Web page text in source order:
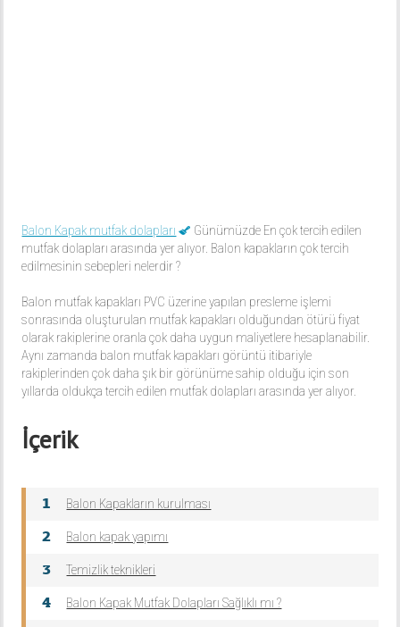
Balon Kapak mutfak dolapları
Günümüzde En çok tercih edilen
mutfak dolapları arasında yer alıyor. Balon kapakların çok tercih
edilmesinin sebepleri nelerdir ?
Balon mutfak kapakları PVC üzerine yapılan presleme işlemi
sonrasında oluşturulan mutfak kapakları olduğundan ötürü fiyat
olarak rakiplerine oranla çok daha uygun maliyetlere hesaplanabilir.
Aynı zamanda balon mutfak kapakları görüntü itibariyle
rakiplerinden çok daha şık bir görünüme sahip olduğu için son
yıllarda oldukça tercih edilen mutfak dolapları arasında yer alıyor.
İçerik
Balon Kapakların kurulması
Balon kapak yapımı
Temizlik teknikleri
Balon Kapak Mutfak Dolapları Sağlıklı mı ?